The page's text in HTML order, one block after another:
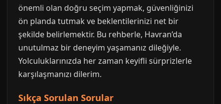
önemli olan doğru seçim yapmak, güvenliğinizi
ön planda tutmak ve beklentilerinizi net bir
şekilde belirlemektir. Bu rehberle, Havran’da
unutulmaz bir deneyim yaşamanız dileğiyle.
Yolculuklarınızda her zaman keyifli sürprizlerle
karşılaşmanızı dilerim.
Sıkça Sorulan Sorular